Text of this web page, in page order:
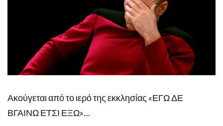
Ακούγεται από το ιερό της εκκλησίας «ΕΓΩ ΔΕ
ΒΓΑΙΝΩ ΕΤΣΙ ΕΞΩ»…